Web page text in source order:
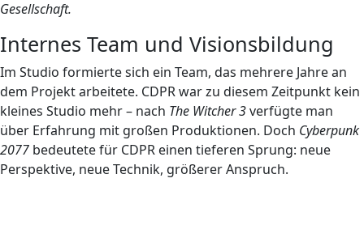
Gesellschaft.
Internes Team und Visionsbildung
Im Studio formierte sich ein Team, das mehrere Jahre an
dem Projekt arbeitete. CDPR war zu diesem Zeitpunkt kein
kleines Studio mehr – nach The Witcher 3verfügte man
über Erfahrung mit großen Produktionen. Doch Cyberpunk
2077 bedeutete für CDPR einen tieferen Sprung: neue
Perspektive, neue Technik, größerer Anspruch.